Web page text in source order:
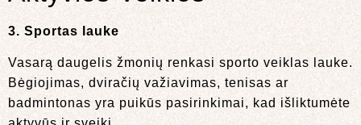
3. Sportas lauke
Vasarą daugelis žmonių renkasi sporto veiklas lauke.
Bėgiojimas, dviračių važiavimas, tenisas ar
badmintonas yra puikūs pasirinkimai, kad išliktumėte